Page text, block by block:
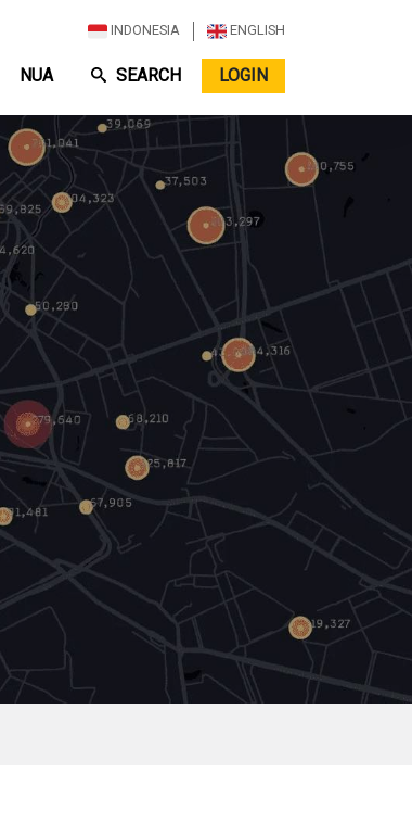
Top Menu
INDONESIA ENGLISH
NUA SEARCH LOGIN